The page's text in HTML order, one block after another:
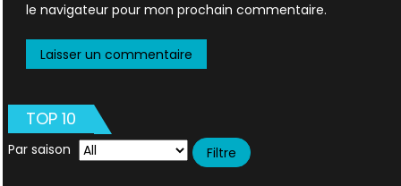
le navigateur pour mon prochain commentaire.
TOP 10
Par saison